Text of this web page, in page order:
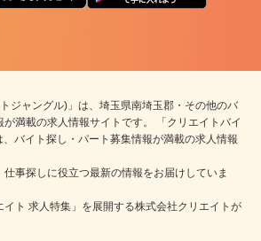
ジャングル)」は、埼玉県南埼玉郡・その他のバ
満載の求人情報サイトです。 「クリエイトバイ
、バイト探し・パート募集情報が満載の求人情報
事探しに役立つ最新の情報をお届けしていま
ト 求人特集」を展開する株式会社クリエイトが